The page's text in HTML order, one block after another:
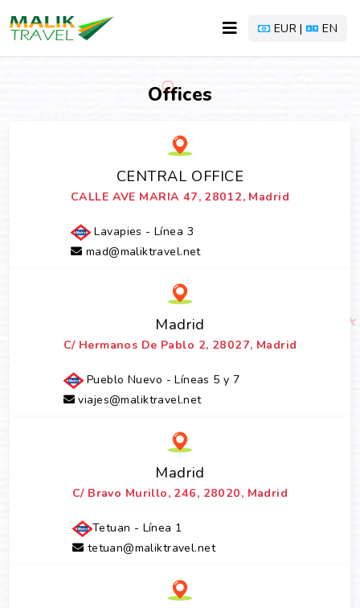
EUR | EN
Offices
CENTRAL OFFICE
CALLE AVE MARIA 47, 28012, Madrid
Lavapies - Línea 3
mad@maliktravel.net
Madrid
C/ Hermanos De Pablo 2, 28027, Madrid
Pueblo Nuevo - Líneas 5 y 7
viajes@maliktravel.net
Madrid
C/ Bravo Murillo, 246, 28020, Madrid
Tetuan - Línea 1
tetuan@maliktravel.net